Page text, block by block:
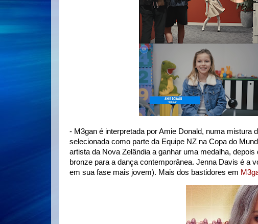
- M3gan é interpretada por Amie Donald, numa
selecionada como parte da Equipe NZ na Copa do
artista da Nova Zelândia a ganhar uma medalha,
bronze para a dança contemporânea. Jenna Davis é a
em sua fase mais jovem). Mais dos bastidores em